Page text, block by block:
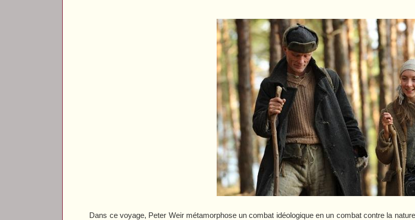
Dans ce voyage, Peter Weir métamorphose un combat idéologique en un combat contre la